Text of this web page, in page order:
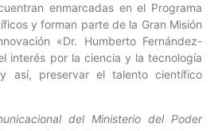
enmarcadas en el Programa
y forman parte de la Gran Misión
«Dr. Humberto Fernández-
interés por la ciencia y la tecnología
así, preservar el talento científico
del Ministerio del Poder